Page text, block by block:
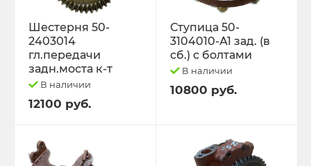
Шестерня 50-
2403014
гл.передачи
задн.моста к-т
В наличии
12100 руб.
Ступица 50-
3104010-А1 зад. (в
сб.) с болтами
В наличии
10800 руб.